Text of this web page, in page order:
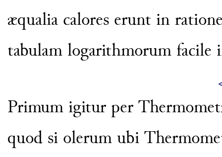
æqualia calores erunt in
tabulam logarithmorum facile
Primum igitur per
quod si olerum ubi